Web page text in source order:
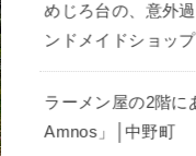
めじろ台の、意外
ンドメイドショッ
ラーメン屋の2階に
Amnos」│中野町